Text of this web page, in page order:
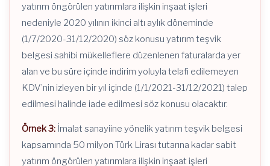
yatırım öngörülen yatırımlara ilişkin inşaat işleri
nedeniyle 2020 yılının ikinci altı aylık döneminde
(1/7/2020-31/12/2020) söz konusu yatırım teşvik
belgesi sahibi mükelleflere düzenlenen faturalarda yer
alan ve bu süre içinde indirim yoluyla telafi edilemeyen
KDV’nin izleyen bir yıl içinde (1/1/2021-31/12/2021) talep
edilmesi halinde iade edilmesi söz konusu olacaktır.
Örnek 3: İmalat sanayiine yönelik yatırım teşvik belgesi
kapsamında 50 milyon Türk Lirası tutarına kadar sabit
yatırım öngörülen yatırımlara ilişkin inşaat işleri